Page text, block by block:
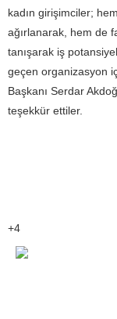
kadın girişimciler;
ağırlanarak, hem de
tanışarak iş
geçen organizasyon
Başkanı Serdar
teşekkür ettiler.
+4